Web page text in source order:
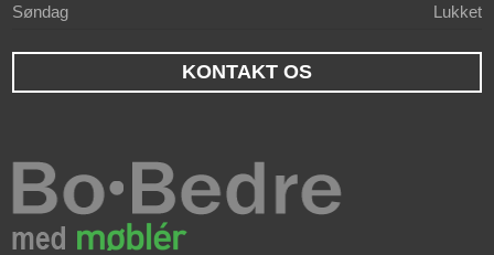
Søndag
Lukket
KONTAKT OS